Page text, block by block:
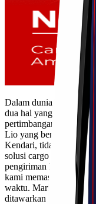
Dalam dunia
dua hal yang paling
pertimbangan dalam
Lio yang berada di
Kendari, tidak perlu
solusi cargo murah
pengiriman Kawan Lio.
kami memastikan setiap
waktu. Mari kita jelajahi
ditawarkan oleh Lionel